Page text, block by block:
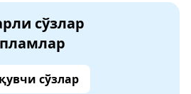
сўзлар
сўзлар